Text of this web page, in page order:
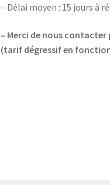
– Délai moyen : 15 jours à
– Merci de nous
(tarif dégressif en